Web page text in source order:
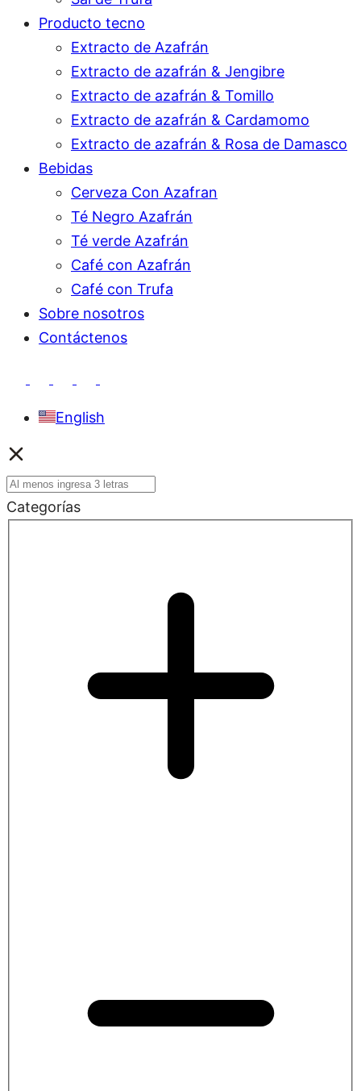
Producto tecno
Extracto de Azafrán
Extracto de azafrán & Jengibre
Extracto de azafrán & Tomillo
Extracto de azafrán & Cardamomo
Extracto de azafrán & Rosa de Damasco
Bebidas
Cerveza Con Azafran
Té Negro Azafrán
Té verde Azafrán
Café con Azafrán
Café con Trufa
Sobre nosotros
Contáctenos
English
Categorías